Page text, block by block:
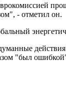
- отметил он.
"был